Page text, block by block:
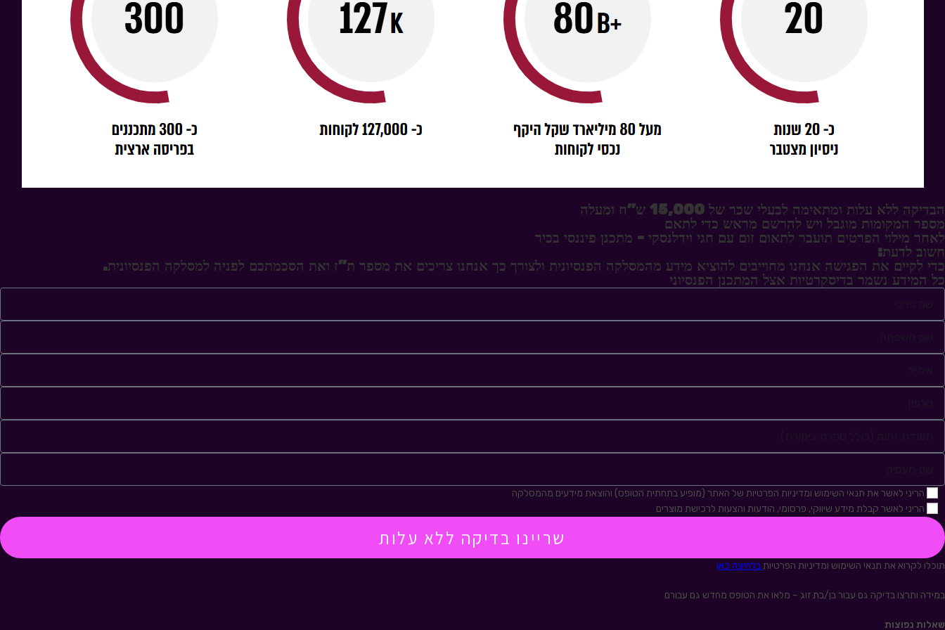
הבדיקה ללא עלות ומתאימה לבעלי שכר של 15,000 ש"ח ומעלה
מספר המקומות מוגבל ויש להרשם מראש כדי לתאם
לאחר מילוי הפרטים תועבר לתאום זום עם חגי וידלנסקי - מתכנן פיננסי בכיר
חשוב לדעת:
כדי לקיים את הפגישה אנחנו מחוייבים להוציא מידע מהמסלקה הפנסיונית ולצורך כך אנחנו צריכים את מספר ת"ז ואת הסכמתכם לפניה למסלקה הפנסיונית.
כל המידע נשמר בדיסקרטיות אצל המתכנן הפנסיוני
הריני לאשר את תנאי השימוש ומדיניות הפרטיות של האתר (מופיע בתחתית הטופס) והוצאת מידעים מהמסלקה
הריני לאשר קבלת מידע שיווקי, פרסומי, הודעות והצעות לרכישת מוצרים
שריינו בדיקה ללא עלות
תוכלו לקרוא את תנאי השימוש ומדיניות הפרטיותבלחיצה כאן
במידה ותרצו בדיקה גם עבור בן/בת זוג – מלאו את הטופס מחדש גם עבורם
שאלות נפוצות